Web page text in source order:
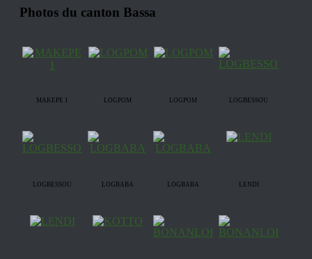
Photos du canton Bassa
MAKEPE 1 LOGPOM LOGPOM LOGBESSOU
LOGBESSOU LOGBABA LOGBABA LENDI